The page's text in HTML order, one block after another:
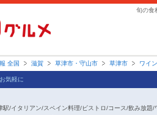
全国 滋賀 草津市・守山市 草津市 ワイ
気軽に
駅/イタリアン/スペイン料理/ビストロ/コース/飲み放題/